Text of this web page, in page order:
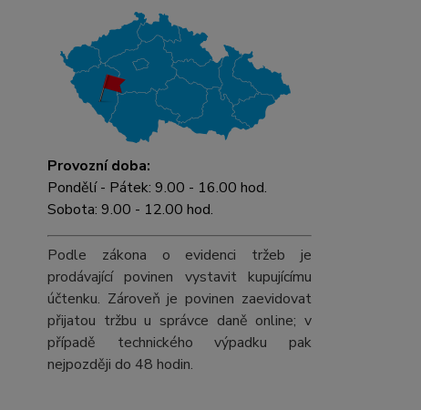
Provozní doba:
Pondělí - Pátek: 9.00 - 16.00 hod.
Sobota: 9.00 - 12.00 hod.
Podle zákona o evidenci tržeb je
prodávající povinen vystavit kupujícímu
účtenku. Zároveň je povinen zaevidovat
přijatou tržbu u správce daně online; v
případě technického výpadku pak
nejpozději do 48 hodin.